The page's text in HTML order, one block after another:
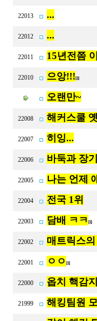
22013 ...
22012 ...
22011 15년전쯤
22010 으앙!!! [1]
오랜만~
22008 해커스쿨
22007 히잉...
22006 바둑과 장기
22005 나는 언제
22004 전국 1위
22003 담배 ㅋㅋ [1]
22002 매트릭스
22001 ㅇㅇ [1]
22000 옵치 핵감
21999 해킹팀원